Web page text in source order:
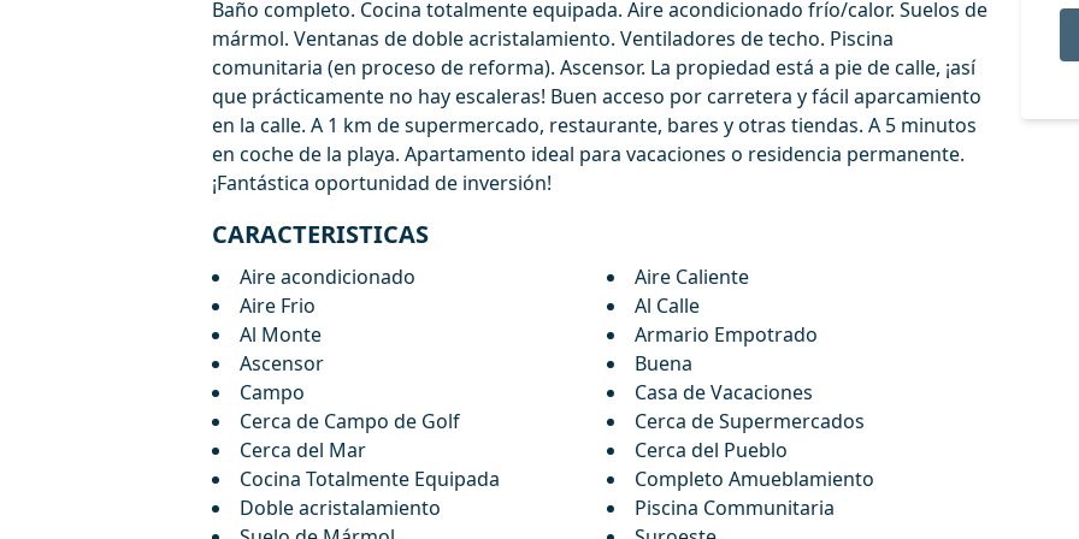
Baño completo. Cocina totalmente equipada. Aire acondicionado frío/calor. Suelos de
mármol. Ventanas de doble acristalamiento. Ventiladores de techo. Piscina
comunitaria (en proceso de reforma). Ascensor. La propiedad está a pie de calle, ¡así
que prácticamente no hay escaleras! Buen acceso por carretera y fácil aparcamiento
en la calle. ‌A ‌1 ‌km ‌de ‌supermercado, restaurante, bares y otras ‌tiendas. ‌A ‌5 minutos
en ‌coche ‌de ‌la ‌playa. Apartamento ‌ideal para vacaciones ‌o ‌residencia ‌permanente.
‌¡Fantástica ‌oportunidad ‌de ‌inversión!
CARACTERISTICAS
Aire acondicionado
Aire Caliente
Aire Frio
Al Calle
Al Monte
Armario Empotrado
Ascensor
Buena
Campo
Casa de Vacaciones
Cerca de Campo de Golf
Cerca de Supermercados
Cerca del Mar
Cerca del Pueblo
Cocina Totalmente Equipada
Completo Amueblamiento
Doble acristalamiento
Piscina Communitaria